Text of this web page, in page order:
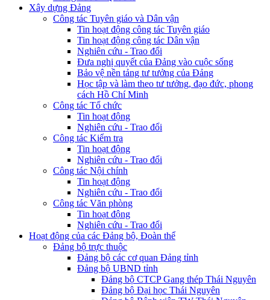
Xây dựng Đảng
Công tác Tuyên giáo và Dân vận
Tin hoạt động công tác Tuyên giáo
Tin hoạt động công tác Dân vận
Nghiên cứu - Trao đổi
Đưa nghị quyết của Đảng vào cuộc sống
Bảo vệ nền tảng tư tưởng của Đảng
Học tập và làm theo tư tưởng, đạo đức, phong
cách Hồ Chí Minh
Công tác Tổ chức
Tin hoạt động
Nghiên cứu - Trao đổi
Công tác Kiểm tra
Tin hoạt động
Nghiên cứu - Trao đổi
Công tác Nội chính
Tin hoạt động
Nghiên cứu - Trao đổi
Công tác Văn phòng
Tin hoạt động
Nghiên cứu - Trao đổi
Hoạt động của các Đảng bộ, Đoàn thể
Đảng bộ trực thuộc
Đảng bộ các cơ quan Đảng tỉnh
Đảng bộ UBND tỉnh
Đảng bộ CTCP Gang thép Thái Nguyên
Đảng bộ Đại học Thái Nguyên